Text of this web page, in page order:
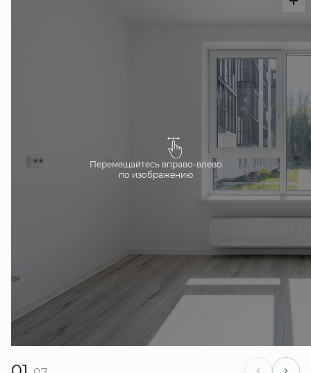
Перемещайтесь вправо-влево
по изображению